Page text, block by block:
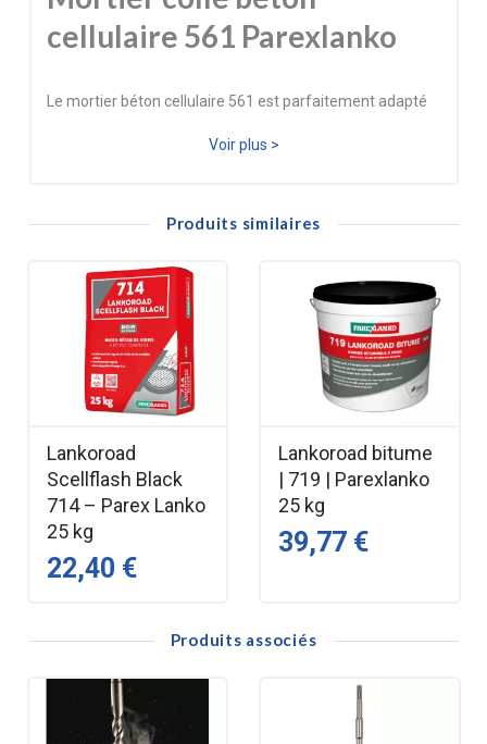
cellulaire 561 Parexlanko
Le mortier béton cellulaire 561 est parfaitement adapté
Montage et réparation des blocs de béton
cellulaire.
Couleur blanche
Certificat QB
Domaines d'application :
Montage de maçonneries en blocs de béton cellulaire
autoclavés conformes à la norme.
Documentation:
Fiche de sécurité
Retrouvez tous les produits de la marque PAREX LANKO
Voir plus >
Produits similaires
Lankoroad
Scellflash Black
714 – Parex Lanko
25 kg
22,40 €
Lankoroad bitume
| 719 | Parexlanko
25 kg
39,77 €
Produits associés